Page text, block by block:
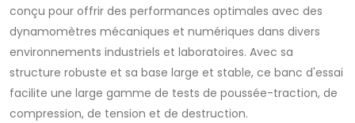
conçu pour offrir des performances optimales avec des
dynamomètres mécaniques et numériques dans divers
environnements industriels et laboratoires. Avec sa
structure robuste et sa base large et stable, ce banc d'essai
facilite une large gamme de tests de poussée-traction, de
compression, de tension et de destruction.